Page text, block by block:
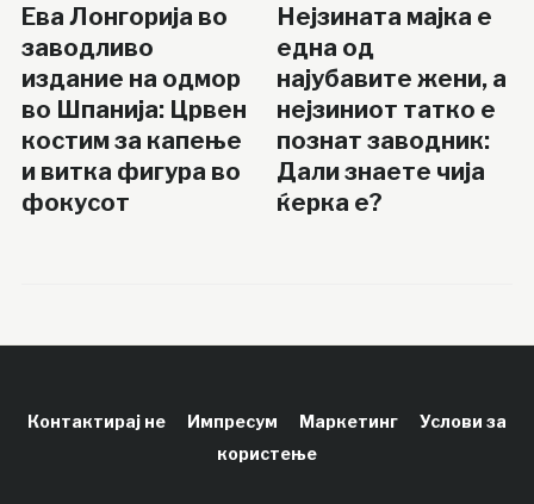
Ева Лонгорија во
заводливо
издание на одмор
во Шпанија: Црвен
костим за капење
и витка фигура во
фокусот
Нејзината мајка е
една од
најубавите жени, а
нејзиниот татко е
познат заводник:
Дали знаете чија
ќерка е?
Контактирај не Импресум Маркетинг
Услови за
користење